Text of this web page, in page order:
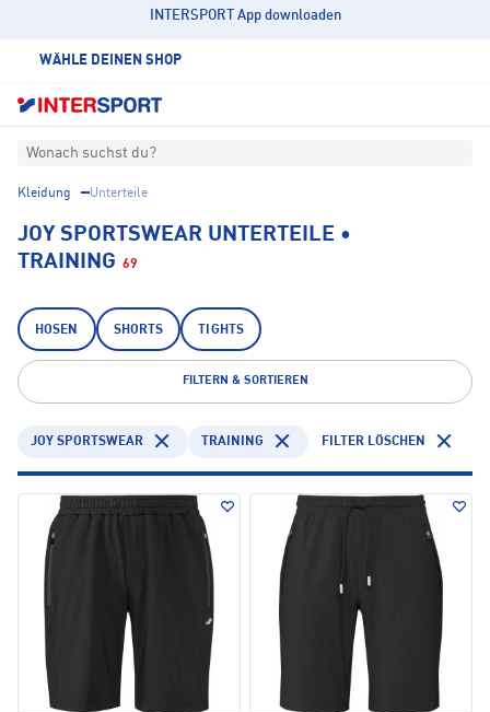
INTERSPORT App downloaden
WÄHLE DEINEN SHOP
Wonach suchst du?
Kleidung Unterteile
JOY SPORTSWEAR UNTERTEILE •
TRAINING 69
HOSEN SHORTS TIGHTS
FILTERN & SORTIEREN
JOY SPORTSWEAR TRAINING FILTER LÖSCHEN